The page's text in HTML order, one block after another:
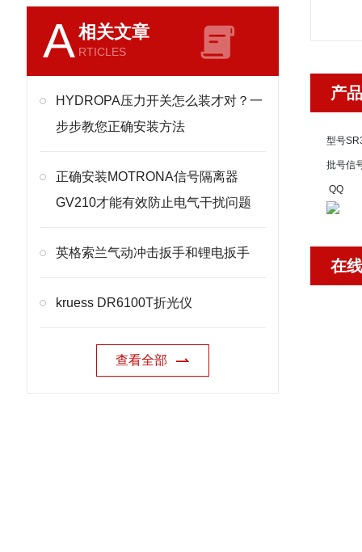
A相关文章
RTICLES
HYDROPA压力开关怎么装才对？一
步步教您正确安装方法
正确安装MOTRONA信号隔离器
GV210才能有效防止电气干扰问题
英格索兰气动冲击扳手和锂电扳手
kruess DR6100T折光仪
查看全部
产
型号
批号信
QQ
在